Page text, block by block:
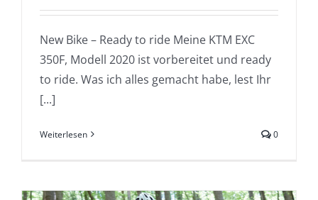
New Bike – Ready to ride Meine KTM EXC
350F, Modell 2020 ist vorbereitet und ready
to ride. Was ich alles gemacht habe, lest Ihr
[...]
Weiterlesen 0